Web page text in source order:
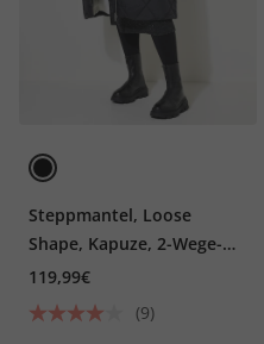
Steppmantel, Loose
Shape, Kapuze, 2-Wege-
Zipper, Langarm,
Teddyfutter
119,99€
(9)